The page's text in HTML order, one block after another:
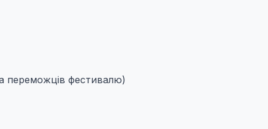
переможців фестивалю)